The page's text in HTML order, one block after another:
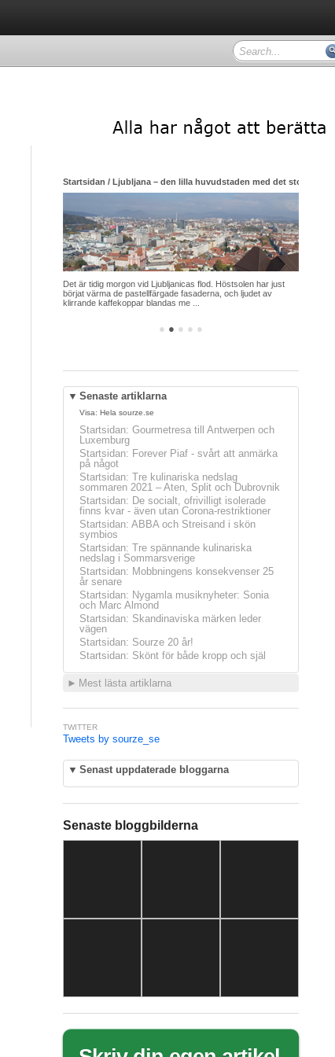
● ● ● ● ●
Startsidan / Ljubljana – den lilla huvudstaden med det stora hjärtat
Det är tidig morgon vid Ljubljanicas flod. Höstsolen har just
börjat värma de pastellfärgade fasaderna, och ljudet av
klirrande kaffekoppar blandas me ...
▼ Senaste artiklarna
Visa: Hela sourze.se
Startsidan: Gourmetresa till Antwerpen och
Luxemburg
Startsidan: Forever Piaf - svårt att anmärka
på något
Startsidan: Tre kulinariska nedslag
sommaren 2021 – Aten, Split och Dubrovnik
Startsidan: De socialt, ofrivilligt isolerade
finns kvar - även utan Corona-restriktioner
Startsidan: ABBA och Streisand i skön
symbios
Startsidan: Tre spännande kulinariska
nedslag i Sommarsverige
Startsidan: Mobbningens konsekvenser 25
år senare
Startsidan: Nygamla musiknyheter: Sonia
och Marc Almond
Startsidan: Skandinaviska märken leder
vägen
Startsidan: Sourze 20 år!
Startsidan: Skönt för både kropp och själ
► Mest lästa artiklarna
TWITTER
Tweets by sourze_se
▼ Senast uppdaterade bloggarna
Senaste bloggbilderna